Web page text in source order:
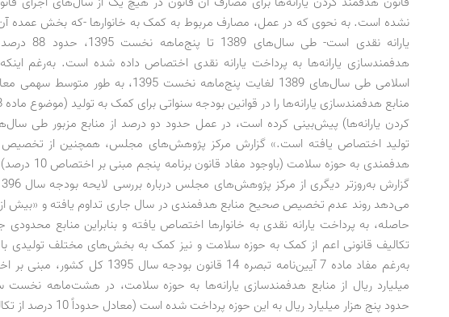
نشده است. به نحوی که در عمل، مصارف مربوط به کمک به خانوارها -‌که بخش عمده
یارانه نقدی است‌-
هدفمندسازی یارانه‌ها به پرداخت یارانه نقدی اختصاص داده شده است. به‌رغم
کردن یارانه‌ها) پیش‌بینی کرده است، در عمل حدود دو درصد از منابع مزبور طی
تولید اختصاص یافته است.» گزارش مرکز پژوهش‌های مجلس، همچنین از تخصیص
هدفمندی به حوزه سلامت
گزارش به‌روزتر دیگری از مرکز پژوهش‌های مجلس درباره بررسی لایحه بودجه سال 1396 کشور
حاصله، به پرداخت یارانه نقدی به خانوارها اختصاص یافته و بنابراین منابع
تکالیف قانونی اعم از کمک به حوزه سلامت و نیز کمک به بخش‌های مختلف تولیدی
میلیارد ریال از منابع هدفمندسازی یارانه‌ها به حوزه سلامت، در هشت‌ماهه
حدود پنج هزار میلیارد ریال به این حوزه پرداخت شده است (معادل حدوداً 10 درصد از تکالیف مقرر).»